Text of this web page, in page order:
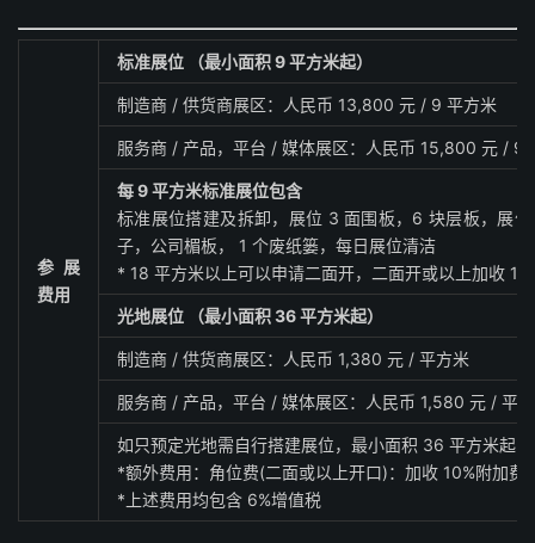
参展
费用
标准展位 （最小面积 9 平方米起）
制造商 / 供货商展区：人民币 13,800 元 / 9 平方米
服务商 / 产品，平台 / 媒体展区：人民币 15,800 元 / 9
每 9 平方米标准展位包含
标准展位搭建及拆卸，展位 3 面围板，6 块层板，展
子，公司楣板， 1 个废纸篓，每日展位清洁
* 18 平方米以上可以申请二面开，二面开或以上加收
光地展位 （最小面积 36 平方米起）
制造商 / 供货商展区：人民币 1,380 元 / 平方米
服务商 / 产品，平台 / 媒体展区：人民币 1,580 元 / 平
如只预定光地需自行搭建展位，最小面积 36 平方米起
*额外费用：角位费(二面或以上开口)：加收 10%附加费
*上述费用均包含 6%增值税